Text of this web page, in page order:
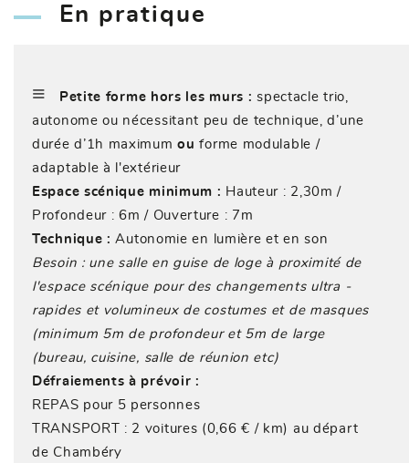
En pratique
≡ Petite forme hors les murs :spectacle trio,
autonome ou nécessitant peu de technique, d’une
durée d’1h maximumou forme modulable /
adaptable à l'extérieur
Espace scénique minimum : Hauteur : 2,30m /
Profondeur : 6m / Ouverture : 7m
Technique : Autonomie en lumière et en son
Besoin : une salle en guise de loge à proximité de
l'espace scénique pour des changements ultra -
rapides et volumineux de costumes et de masques
(minimum 5m de profondeur et 5m de large
(bureau, cuisine, salle de réunion etc)
Défraiements à prévoir :
REPAS pour 5 personnes
TRANSPORT : 2 voitures (0,66 € / km) au départ
de Chambéry